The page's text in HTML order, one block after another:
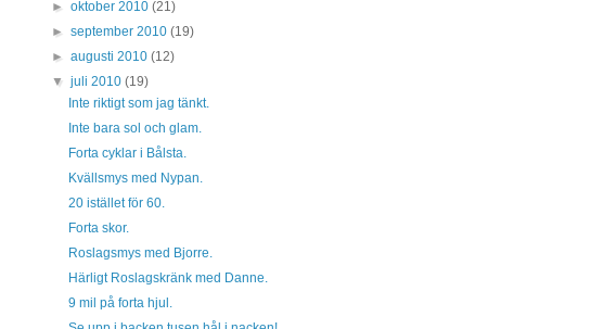
►oktober 2010(21)
►september 2010(19)
►augusti 2010(12)
▼juli 2010(19)
Inte riktigt som jag tänkt.
Inte bara sol och glam.
Forta cyklar i Bålsta.
Kvällsmys med Nypan.
20 istället för 60.
Forta skor.
Roslagsmys med Bjorre.
Härligt Roslagskränk med Danne.
9 mil på forta hjul.